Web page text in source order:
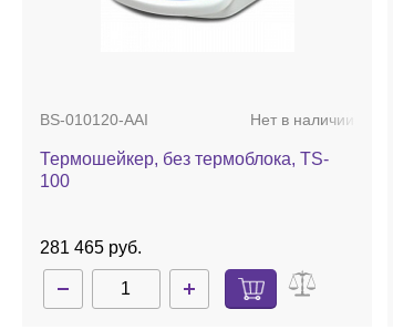
BS-010120-AAI Нет в наличии
Термошейкер, без термоблока, TS-
100
281 465 руб.